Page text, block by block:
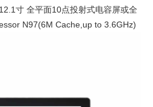
寸 全平面10点投射式电容屏或全
N97(6M Cache,up to 3.6GHz)